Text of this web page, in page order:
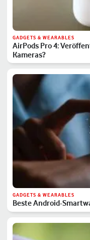
GADGETS & WEARABLES
AirPods Pro 4:
Kameras?
GADGETS & WEARABLES
Beste Android-